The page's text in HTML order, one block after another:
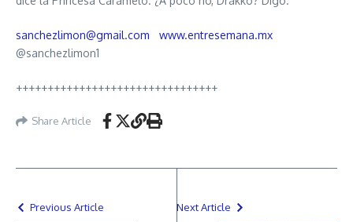
sanchezlimon@gmail.com
www.entresemana.mx
@sanchezlimon1
++++++++++++++++++++++++++++++++
Share Article
Previous Article Next Article